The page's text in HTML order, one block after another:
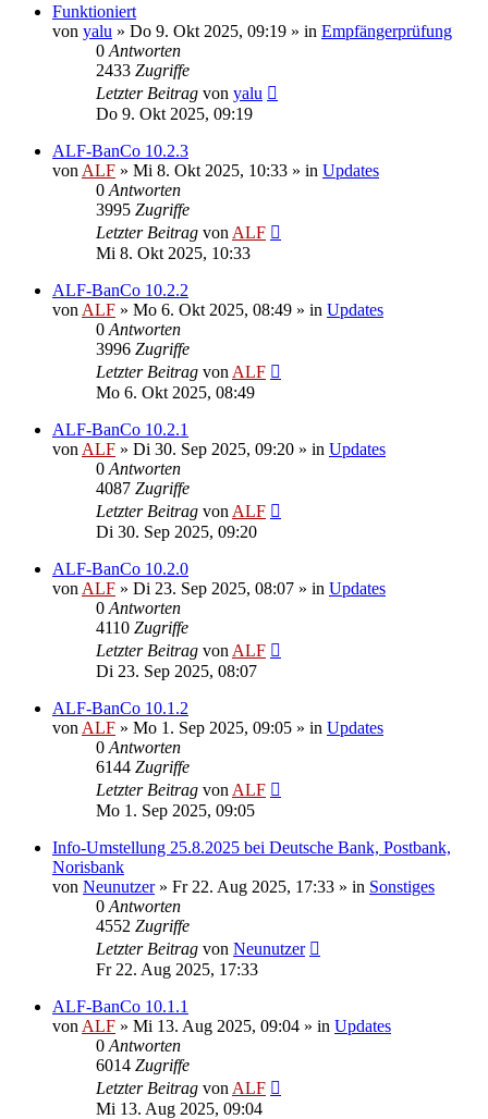
Funktioniert
von yalu » Do 9. Okt 2025, 09:19 » in Empfängerprüfung
0 Antworten
2433 Zugriffe
Letzter Beitrag von yalu
Do 9. Okt 2025, 09:19
ALF-BanCo 10.2.3
von ALF » Mi 8. Okt 2025, 10:33 » in Updates
0 Antworten
3995 Zugriffe
Letzter Beitrag von ALF
Mi 8. Okt 2025, 10:33
ALF-BanCo 10.2.2
von ALF » Mo 6. Okt 2025, 08:49 » in Updates
0 Antworten
3996 Zugriffe
Letzter Beitrag von ALF
Mo 6. Okt 2025, 08:49
ALF-BanCo 10.2.1
von ALF » Di 30. Sep 2025, 09:20 » in Updates
0 Antworten
4087 Zugriffe
Letzter Beitrag von ALF
Di 30. Sep 2025, 09:20
ALF-BanCo 10.2.0
von ALF » Di 23. Sep 2025, 08:07 » in Updates
0 Antworten
4110 Zugriffe
Letzter Beitrag von ALF
Di 23. Sep 2025, 08:07
ALF-BanCo 10.1.2
von ALF » Mo 1. Sep 2025, 09:05 » in Updates
0 Antworten
6144 Zugriffe
Letzter Beitrag von ALF
Mo 1. Sep 2025, 09:05
Info-Umstellung 25.8.2025 bei Deutsche Bank, Postbank,
Norisbank
von Neunutzer» Fr 22. Aug 2025, 17:33 » in Sonstiges
0 Antworten
4552 Zugriffe
Letzter Beitrag von Neunutzer
Fr 22. Aug 2025, 17:33
ALF-BanCo 10.1.1
von ALF » Mi 13. Aug 2025, 09:04 » in Updates
0 Antworten
6014 Zugriffe
Letzter Beitrag von ALF
Mi 13. Aug 2025, 09:04